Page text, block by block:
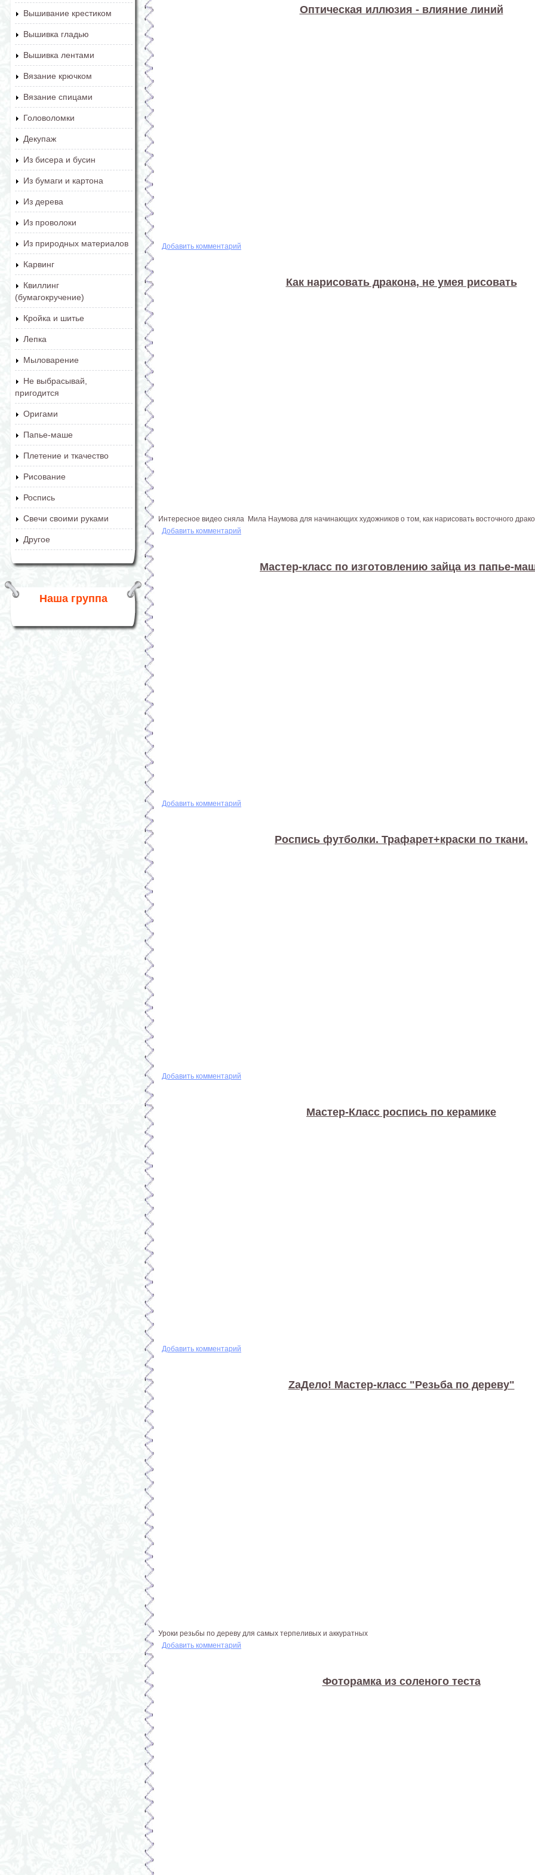
Вышивание крестиком
Вышивка гладью
Вышивка лентами
Вязание крючком
Вязание спицами
Головоломки
Декупаж
Из бисера и бусин
Из бумаги и картона
Из дерева
Из проволоки
Из природных материалов
Карвинг
Квиллинг
(бумагокручение)
Кройка и шитье
Лепка
Мыловарение
Не выбрасывай,
пригодится
Оригами
Папье-маше
Плетение и ткачество
Рисование
Роспись
Свечи своими руками
Другое
Наша группа
Оптическая иллюзия - влияние линий
Добавить комментарий
Как нарисовать дракона, не умея рисовать
Интересное видео сняла Мила Наумова для начинающих художников о том, как нарисовать восточного
Добавить комментарий
Мастер-класс по изготовлению зайца из папье-
Добавить комментарий
Роспись футболки. Трафарет+краски по ткани.
Добавить комментарий
Мастер-Класс роспись по керамике
Добавить комментарий
ZaДело! Мастер-класс "Резьба по дереву"
Уроки резьбы по дереву для самых терпеливых и аккуратных
Добавить комментарий
Фоторамка из соленого теста